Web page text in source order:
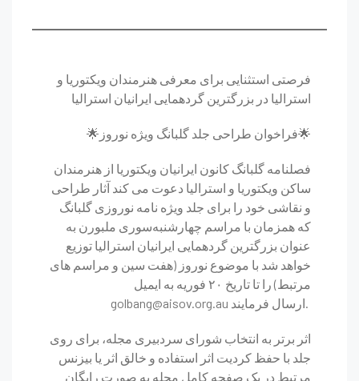
فرصتی استثنایی برای معرفی هنرمندان ویکتوریا و
استرالیا در بزرگترین گردهمایی ایرانیان استرالیا
🌟فراخوان طراحی جلد گلبانگ ویژه نوروز🌟
ساکن ویکتوریا و استرالیا دعوت می کند آثار طراحی
و نقاشی خود را برای جلد ویژه نامه نوروزی گلبانگ
که همزمان با مراسم چهارشنبه‌سوری ملبورن به
عنوان بزرگترین گردهمایی ایرانیان استرالیا توزیع
خواهد شد با موضوع نوروز (هفت سین و مراسم های
مرتبط) را تا تاریخ ۲۰ فوریه به ایمیل
golbang@aisov.org.au ارسال فرمایند.
اثر برتر به انتخاب شورای سردبیری مجله، برای روی
جلد با حفظ کردیت اثر استفاده و خالق اثر یا بیزنس
مرتبط در یک صفحه کامل مجله به صورت رایگان